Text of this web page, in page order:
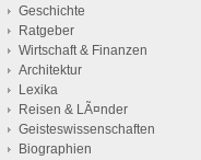
Geschichte
Ratgeber
Wirtschaft & Finanzen
Architektur
Lexika
Reisen & LÃ¤nder
Geisteswissenschaften
Biographien